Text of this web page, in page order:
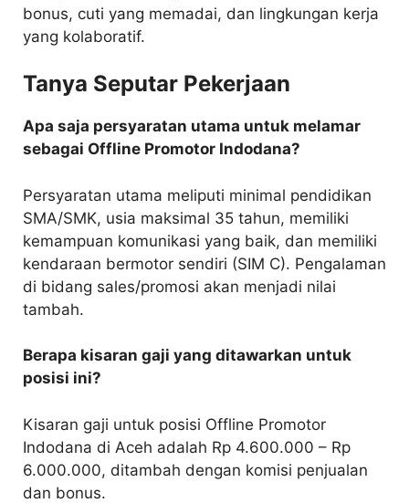
bonus, cuti yang memadai, dan lingkungan kerja
yang kolaboratif.
Tanya Seputar Pekerjaan
Apa saja persyaratan utama untuk melamar
sebagai Offline Promotor Indodana?
Persyaratan utama meliputi minimal pendidikan
SMA/SMK, usia maksimal 35 tahun, memiliki
kemampuan komunikasi yang baik, dan memiliki
kendaraan bermotor sendiri (SIM C). Pengalaman
di bidang sales/promosi akan menjadi nilai
tambah.
Berapa kisaran gaji yang ditawarkan untuk
posisi ini?
Kisaran gaji untuk posisi Offline Promotor
Indodana di Aceh adalah Rp 4.600.000 – Rp
6.000.000, ditambah dengan komisi penjualan
dan bonus.